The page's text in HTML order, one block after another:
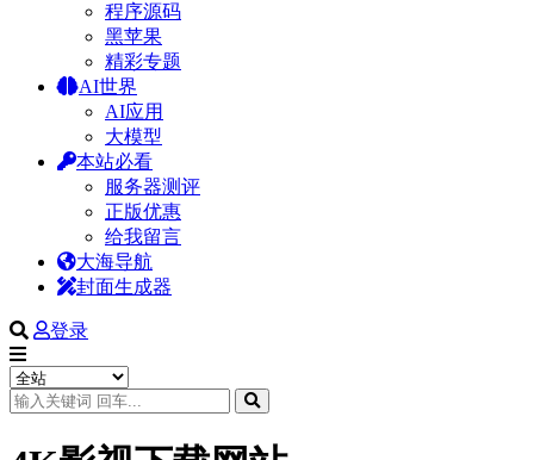
程序源码
黑苹果
精彩专题
AI世界
AI应用
大模型
本站必看
服务器测评
正版优惠
给我留言
大海导航
封面生成器
登录